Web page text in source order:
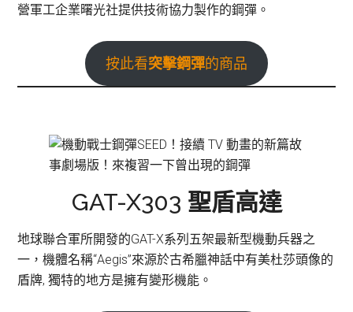
營軍工企業曙光社提供技術協力製作的鋼彈。
按此看突擊鋼彈的商品
GAT-X303 聖盾高達
地球聯合軍所開發的GAT-X系列五架最新型機動兵器之
一，機體名稱“Aegis”來源於古希臘神話中有美杜莎頭像的
盾牌, 獨特的地方是擁有變形機能。